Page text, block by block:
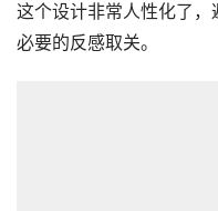
这个设计非常人性化了
必要的反感取关。